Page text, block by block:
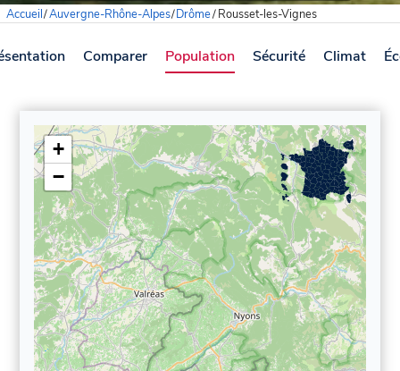
Accueil/Auvergne-Rhône-Alpes/Drôme/Rousset-les-Vignes
Comparer Population Sécurité Climat
+
−